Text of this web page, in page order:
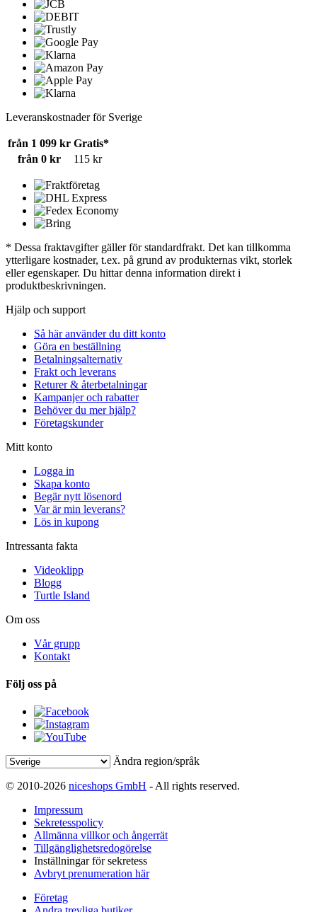
Leveranskostnader för Sverige
från 1 099 kr Gratis*
från 0 kr
115 kr
* Dessa fraktavgifter gäller för standardfrakt. Det kan tillkomma
ytterligare kostnader, t.ex. på grund av produkternas vikt, storlek
eller egenskaper. Du hittar denna information direkt i
produktbeskrivningen.
Hjälp och support
Så här använder du ditt konto
Göra en beställning
Betalningsalternativ
Frakt och leverans
Returer & återbetalningar
Kampanjer och rabatter
Behöver du mer hjälp?
Företagskunder
Mitt konto
Logga in
Skapa konto
Begär nytt lösenord
Var är min leverans?
Lös in kupong
Intressanta fakta
Videoklipp
Blogg
Turtle Island
Om oss
Vår grupp
Kontakt
Följ oss på
Ändra region/språk
© 2010-2026 niceshops GmbH - All rights reserved.
Impressum
Sekretesspolicy
Allmänna villkor och ångerrät
Tillgänglighetsredogörelse
Inställningar för sekretess
Avbryt prenumeration här
Företag